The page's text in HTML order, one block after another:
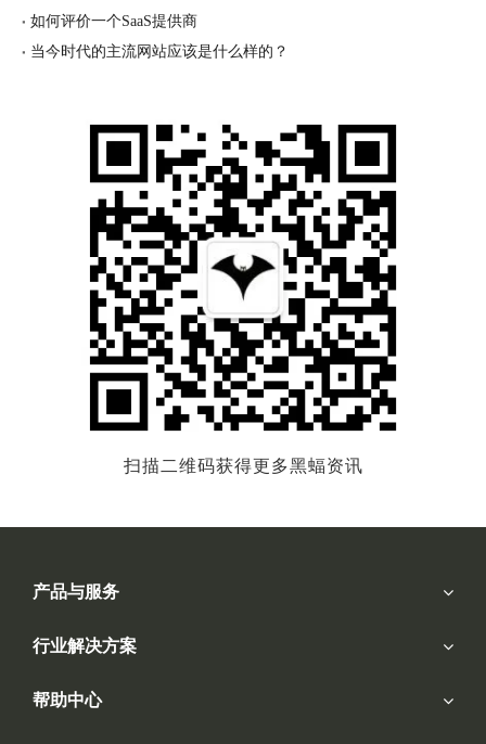
如何评价一个SaaS提供商
当今时代的主流网站应该是什么样的？
扫描二维码获得更多黑蝠资讯
产品与服务
行业解决方案
帮助中心